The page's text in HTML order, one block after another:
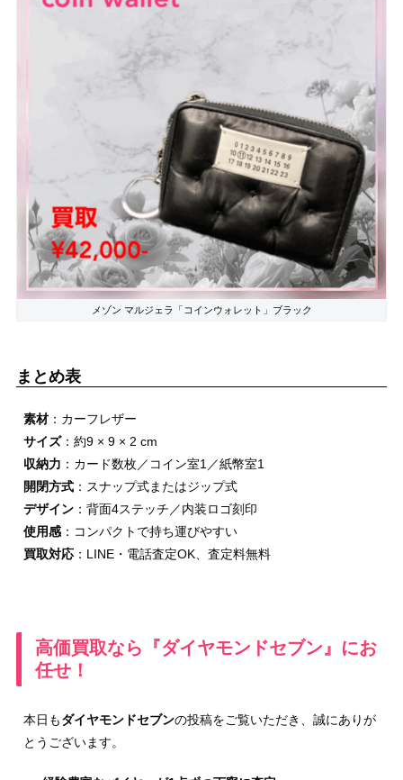
メゾン マルジェラ「コインウォレット」ブラック
まとめ表
素材：カーフレザー
サイズ：約9 × 9 × 2 cm
収納力 ：カード数枚／コイン室1／紙幣室1
開閉方式 ：スナップ式またはジップ式
デザイン ：背面4ステッチ／内装ロゴ刻印
使用感 ：コンパクトで持ち運びやすい
買取対応 ：LINE・電話査定OK、査定料無料
高価買取なら『ダイヤモンドセブン』にお
任せ！
本日もダイヤモンドセブンの投稿をご覧いただき、誠にありが
とうございます。